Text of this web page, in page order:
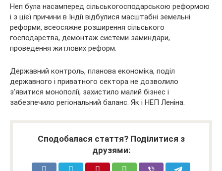
Неп була насамперед сільськогосподарською реформою
і з цієї причини в Індії відбулися масштабні земельні
реформи, всеосяжне розширення сільського
господарства, демонтаж системи заминдари,
проведення житлових реформ.
Державний контроль, планова економіка, поділ
державного і приватного сектора не дозволило
з’явитися монополії, захистило малий бізнес і
забезпечило регіональний баланс. Як і НЕП Леніна.
Сподобалася стаття? Поділитися з
друзями: